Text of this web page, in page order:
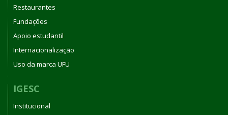
Restaurantes
Fundações
Apoio estudantil
Internacionalização
Uso da marca UFU
IGESC
Institucional